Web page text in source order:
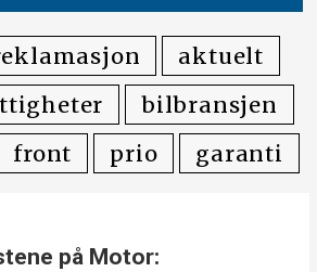
aktuelt
bilbransjen
front prio garanti
på Motor: